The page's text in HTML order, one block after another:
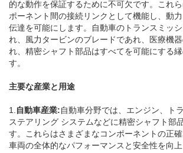
的な動作を保証するために不可欠です。これ
ポーネント間の接続リンクとして機能し、動
伝達を可能にします。自動車のトランスミッ
れ、風力タービンのブレードであれ、医療機
れ、精密シャフト部品はすべてを可能にする
す。
主要な産業と用途
1. 自動車産業:自動車分野では、エンジン、ト
ステアリング システムなどに精密シャフト部
す。これらはさまざまなコンポーネントの正確
車両の全体的なパフォーマンスと安全性を向上